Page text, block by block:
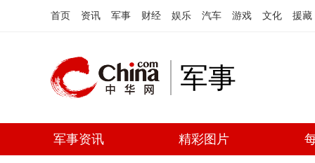
首页 资讯 军事 财经 娱乐 汽车 游戏 文化 援藏
军事
军事资讯 精彩图片